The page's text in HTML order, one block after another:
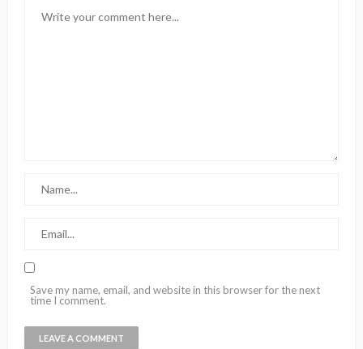
Save my name, email, and website in this browser for the next
time I comment.